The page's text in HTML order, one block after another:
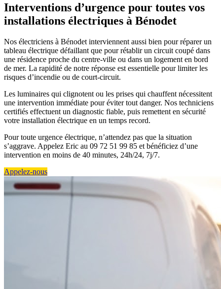
Interventions d’urgence pour toutes vos
installations électriques à Bénodet
Nos électriciens à Bénodet interviennent aussi bien pour réparer un
tableau électrique défaillant que pour rétablir un circuit coupé dans
une résidence proche du centre-ville ou dans un logement en bord
de mer. La rapidité de notre réponse est essentielle pour limiter les
risques d’incendie ou de court-circuit.
Les luminaires qui clignotent ou les prises qui chauffent nécessitent
une intervention immédiate pour éviter tout danger. Nos techniciens
certifiés effectuent un diagnostic fiable, puis remettent en sécurité
votre installation électrique en un temps record.
Pour toute urgence électrique, n’attendez pas que la situation
s’aggrave. Appelez Eric au 09 72 51 99 85 et bénéficiez d’une
intervention en moins de 40 minutes, 24h/24, 7j/7.
Appelez-nous